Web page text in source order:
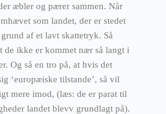
æbler og pærer sammen. Når
som landet, der er stedet
af et lavt skattetryk. Så
de ikke er kommet nær så langt i
Og så en tro på, at hvis det
‘europæiske tilstande’, så vil
mere imod, (læs: de er parat til
landet blevv grundlagt på).